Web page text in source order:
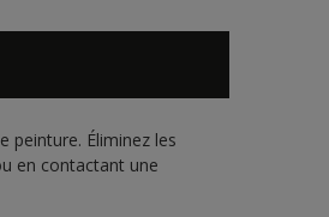
peinture. Éliminez les
en contactant une